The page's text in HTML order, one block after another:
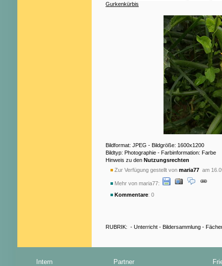
Gurkenkürbis
Bildformat: JPEG - Bildgröße: 1600x1200
Bildtyp: Photographie - Farbinformation: Farbe
Hinweis zu den Nutzungsrechten
Zur Verfügung gestellt von maria77 am
Mehr von maria77:
Kommentare: 0
RUBRIK: - Unterricht - Bildersammlung -
Intern Partner